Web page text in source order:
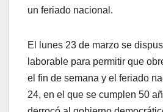
un feriado nacional.
El lunes 23 de marzo se
laborable para permitir que
el fin de semana y el feriado
24, en el que se cumplen 50